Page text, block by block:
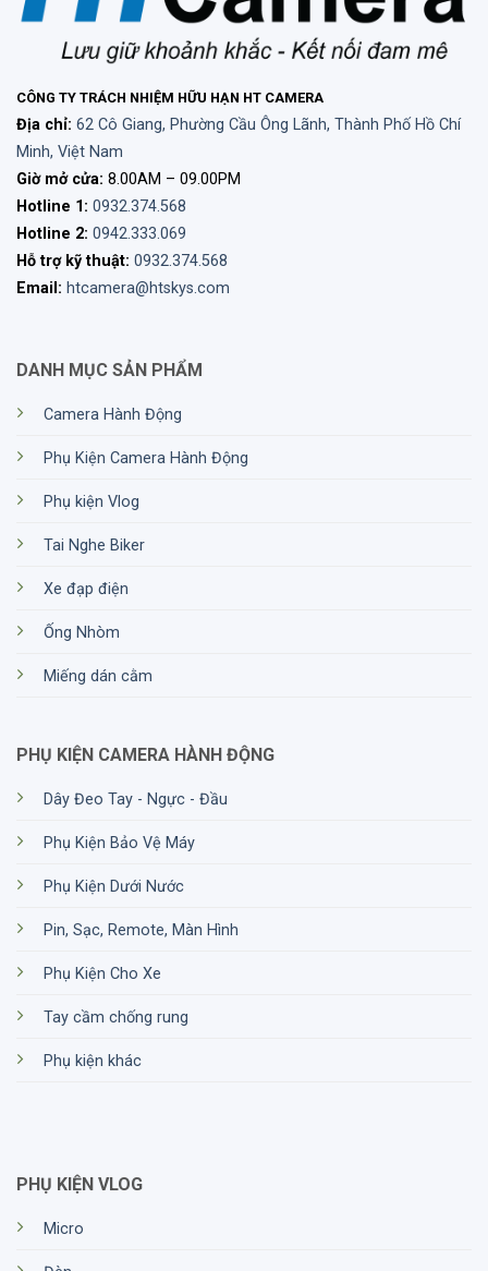
CÔNG TY TRÁCH NHIỆM HỮU HẠN HT CAMERA
Địa chỉ: 62 Cô Giang, Phường Cầu Ông Lãnh, Thành Phố Hồ Chí
Minh, Việt Nam
Giờ mở cửa: 8.00AM – 09.00PM
Hotline 1: 0932.374.568
Hotline 2: 0942.333.069
Hỗ trợ kỹ thuật: 0932.374.568
Email: htcamera@htskys.com
DANH MỤC SẢN PHẨM
Camera Hành Động
Phụ Kiện Camera Hành Động
Phụ kiện Vlog
Tai Nghe Biker
Xe đạp điện
Ống Nhòm
Miếng dán cằm
PHỤ KIỆN CAMERA HÀNH ĐỘNG
Dây Đeo Tay - Ngực - Đầu
Phụ Kiện Bảo Vệ Máy
Phụ Kiện Dưới Nước
Pin, Sạc, Remote, Màn Hình
Phụ Kiện Cho Xe
Tay cầm chống rung
Phụ kiện khác
PHỤ KIỆN VLOG
Micro